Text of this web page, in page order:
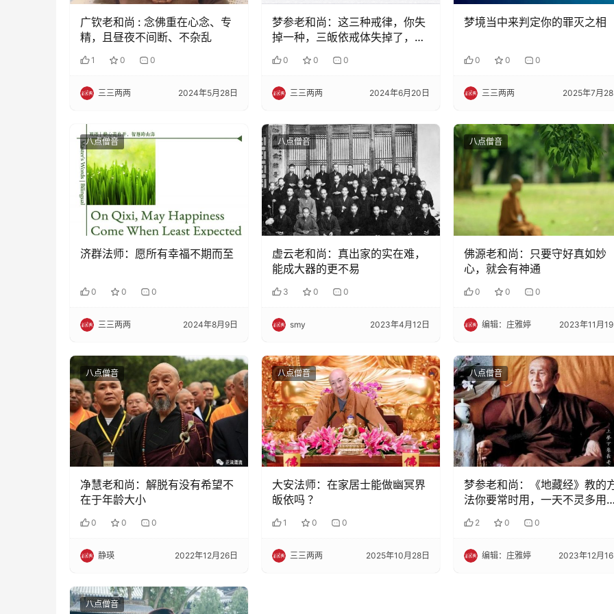
广钦老和尚 : 念佛重在心念、专
精，且昼夜不间断、不杂乱
1 0 0
三三两两 2024年5月28日
梦参老和尚：这三种戒律，你失
掉一种，三皈依戒体失掉了，就
等于破了戒
0 0 0
三三两两 2024年6月20日
梦境当中来判定你的罪灭之相
0 0 0
三三两两 2025年7月
八点僧音
济群法师：愿所有幸福不期而至
0 0 0
三三两两 2024年8月9日
八点僧音
虚云老和尚：真出家的实在难，
能成大器的更不易
3 0 0
smy 2023年4月12日
八点僧音
佛源老和尚：只要守好真如妙
心，就会有神通
0 0 0
编辑：庄雅婷 2023年11月
八点僧音
净慧老和尚：解脱有没有希望不
在于年龄大小
0 0 0
静瑛 2022年12月26日
八点僧音
大安法师：在家居士能做幽冥界
皈依吗 ？
1 0 0
三三两两 2025年10月28日
八点僧音
梦参老和尚：《地藏经》教的
法你要常时用，一天不灵多用
天，天天用
2 0 0
编辑：庄雅婷 2023年12月
八点僧音